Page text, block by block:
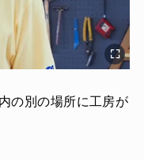
の別の場所に工房が